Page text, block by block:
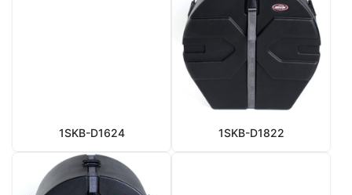
1SKB-D1624 1SKB-D1822